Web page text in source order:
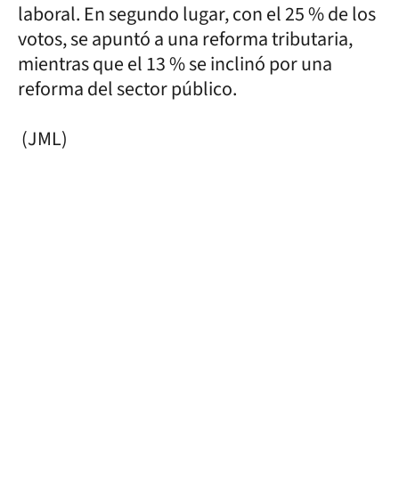
laboral. En segundo lugar, con el 25 % de los
votos, se apuntó a una reforma tributaria,
mientras que el 13 % se inclinó por una
reforma del sector público.
(JML)